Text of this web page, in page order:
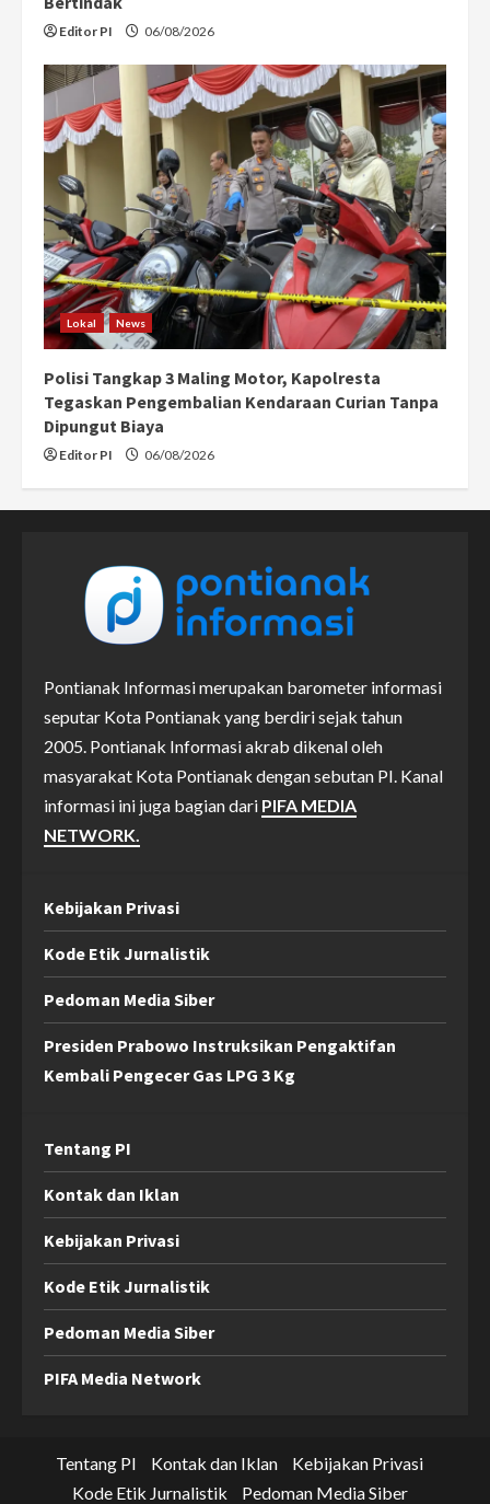
Editor PI 06/08/2026
Lokal News
Polisi Tangkap 3 Maling Motor, Kapolresta
Tegaskan Pengembalian Kendaraan Curian Tanpa
Dipungut Biaya
Editor PI 06/08/2026
Pontianak Informasi merupakan barometer informasi
seputar Kota Pontianak yang berdiri sejak tahun
2005. Pontianak Informasi akrab dikenal oleh
masyarakat Kota Pontianak dengan sebutan PI. Kanal
informasi ini juga bagian dari PIFA MEDIA
NETWORK.
Kebijakan Privasi
Kode Etik Jurnalistik
Pedoman Media Siber
Presiden Prabowo Instruksikan Pengaktifan
Kembali Pengecer Gas LPG 3 Kg
Tentang PI
Kontak dan Iklan
Kebijakan Privasi
Kode Etik Jurnalistik
Pedoman Media Siber
PIFA Media Network
Tentang PI Kontak dan Iklan
Kebijakan Privasi
Kode Etik Jurnalistik
Pedoman Media Siber